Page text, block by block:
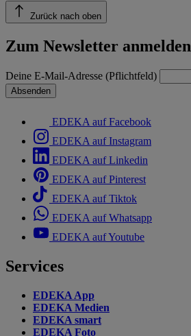
Zurück nach oben
Zum Newsletter anmelden
Deine E-Mail-Adresse (Pflichtfeld)
Absenden
EDEKA auf Facebook
EDEKA auf Instagram
EDEKA auf Linkedin
EDEKA auf Pinterest
EDEKA auf Tiktok
EDEKA auf Whatsapp
EDEKA auf Youtube
Services
EDEKA App
EDEKA Medien
EDEKA smart
EDEKA Foto